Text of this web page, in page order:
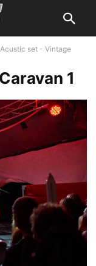
Acustic set - Vintage
1